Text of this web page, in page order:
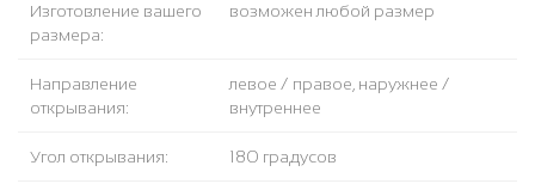
Изготовление вашего
размера:
возможен любой размер
Направление
открывания:
левое / правое, наружнее /
внутреннее
Угол открывания: 180 градусов